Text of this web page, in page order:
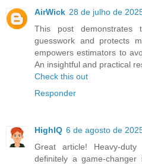
AirWick 28 de julho de
This post demonstrates
guesswork and protects
empowers estimators to
An insightful and practical
Check this out
Responder
HighIQ 6 de agosto de
Great article!
definitely a